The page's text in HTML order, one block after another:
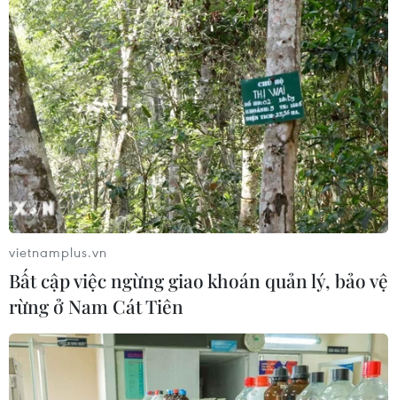
vietnamplus.vn
Bất cập việc ngừng giao khoán quản lý, bảo vệ
rừng ở Nam Cát Tiên